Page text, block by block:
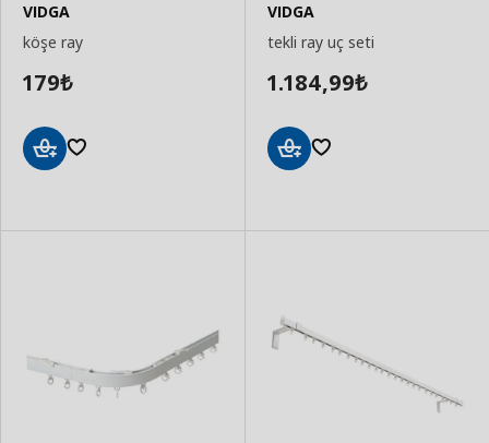
VIDGA
köşe ray
179₺
VIDGA
tekli ray uç seti
1.184,99₺